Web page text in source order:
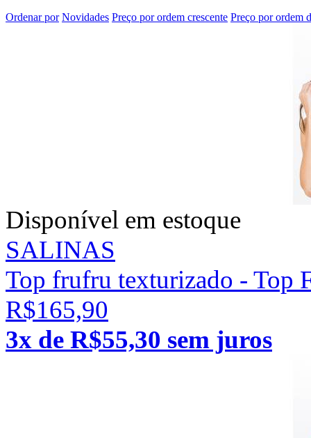
Ordenar por Novidades Preço por ordem crescente Preço por ordem
Disponível em estoque
SALINAS
Top frufru texturizado - Top
R$165,90
3x de R$55,30 sem juros